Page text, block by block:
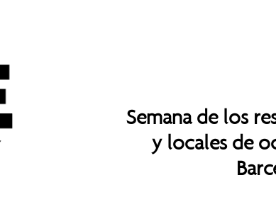
Semana de los
y locales de